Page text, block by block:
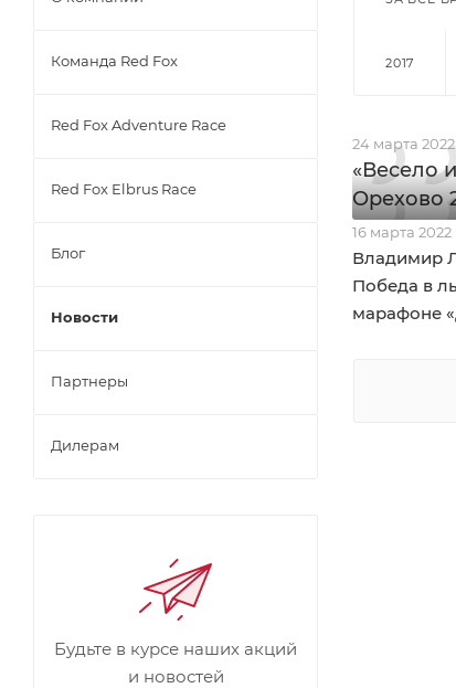
2017
24 марта 2022
«Весело
Орехово
16 марта 2022
Владимир
Победа в
марафоне
Команда Red Fox
Red Fox Adventure Race
Red Fox Elbrus Race
Блог
Новости
Партнеры
Дилерам
Будьте в курсе наших акций
и новостей